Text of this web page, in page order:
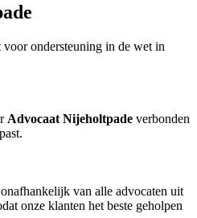
ondersteuning in de wet in
Advocaat Nijeholtpade verbonden
van alle advocaten uit
onze klanten het beste geholpen